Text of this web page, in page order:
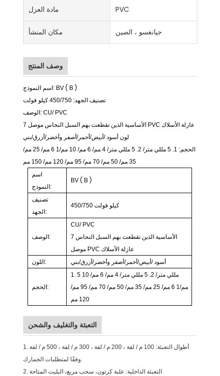
مادة العزل PVC
مكان المنشأ جيانغسو ، الصين
وصف المنتج
اسم النموذج: BV( B )
تصنيف الجهد: 450/750 كيلو فولت
الوصف:CU/ PVC
7 الأساسية الذين تقطعت بهم السبل النحاس
PVC عازلة الأسلاك
لون أسود /أبيض/أحمر/أصفر وأخضر/أزرق/بني
الحجم: 1. 5 مللي متر/ 2. 5 مللي متر/ 4مم/ 6مم/ 10 مم/1 6مم/ 25 مم/
35 مم/ 50 مم/ 70 مم/ 95 مم/ 120 مم/ 150 مم
اسم
النموذج:
BV ( B )
تصنيف
الجهد:
450/750 كيلو فولت
الوصف:
CU/ PVC
7 الأساسية الذين تقطعت بهم السبل النحاس
موصل PVC عازلة الأسلاك
اللون:
أسود/أبيض/أحمر/أصفر وأخضر/أزرق/بني
الحجم:
1. 5 مللي متر/ 2. 5 مللي متر/ 4 مم/ 6 مم/10
مم/1
6 مم/25 مم/35 مم/50 مم/70 مم/95 مم/
120 مم
التعبئة والتغليف والشحن
1. أطوال التعبئة: 100 م / لفة ، 200 م / لفة ، 300 م / لفة ، 500 م / لفة
وفقًا لمتطلبات الجمارك.
2. التعبئة الداخلية: علبة كرتون، سحب مربع، البليت المتاحة